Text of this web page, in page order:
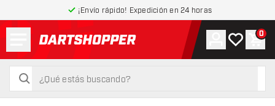
¡Envío rápido! Expedición en 24 horas
volver a la página de inicio
buscar
buscar
Cuenta
Mi lista de
0